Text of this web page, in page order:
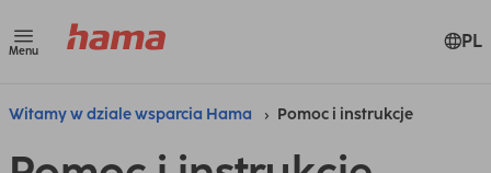
Menu PL
Witamy w dziale wsparcia Hama Pomoc i instrukcje